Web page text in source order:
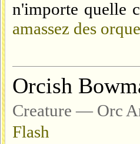
n'importe quelle
amassez des
Orcish
Creature — Orc
Flash